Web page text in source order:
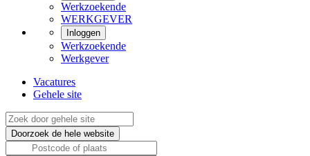
Werkzoekende
WERKGEVER
Inloggen
Werkzoekende
Werkgever
Vacatures
Gehele site